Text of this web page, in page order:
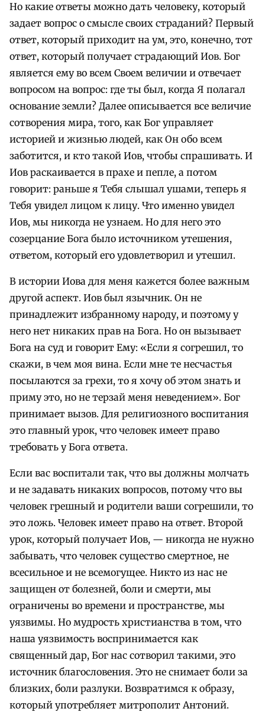
Но какие ответы можно дать человеку, который
задает вопрос о смысле своих страданий? Первый
ответ, который приходит на ум, это, конечно, тот
ответ, который получает страдающий Иов. Бог
является ему во всем Своем величии и отвечает
вопросом на вопрос: где ты был, когда Я полагал
основание земли? Далее описывается все величие
сотворения мира, того, как Бог управляет
историей и жизнью людей, как Он обо всем
заботится, и кто такой Иов, чтобы спрашивать. И
Иов раскаивается в прахе и пепле, а потом
говорит: раньше я Тебя слышал ушами, теперь я
Тебя увидел лицом к лицу. Что именно увидел
Иов, мы никогда не узнаем. Но для него это
созерцание Бога было источником утешения,
ответом, который его удовлетворил и утешил.
В истории Иова для меня кажется более важным
другой аспект. Иов был язычник. Он не
принадлежит избранному народу, и поэтому у
него нет никаких прав на Бога. Но он вызывает
Бога на суд и говорит Ему: «Если я согрешил, то
скажи, в чем моя вина. Если мне те несчастья
посылаются за грехи, то я хочу об этом знать и
приму это, но не терзай меня неведением». Бог
принимает вызов. Для религиозного воспитания
это главный урок, что человек имеет право
требовать у Бога ответа.
Если вас воспитали так, что вы должны молчать
и не задавать никаких вопросов, потому что вы
человек грешный и родители ваши согрешили, то
это ложь. Человек имеет право на ответ. Второй
урок, который получает Иов, — никогда не нужно
забывать, что человек существо смертное, не
всесильное и не всемогущее. Никто из нас не
защищен от болезней, боли и смерти, мы
ограничены во времени и пространстве, мы
уязвимы. Но мудрость христианства в том, что
наша уязвимость воспринимается как
священный дар, Бог нас сотворил такими, это
источник благословения. Это не снимает боли за
близких, боли разлуки. Возвратимся к образу,
который употребляет митрополит Антоний.